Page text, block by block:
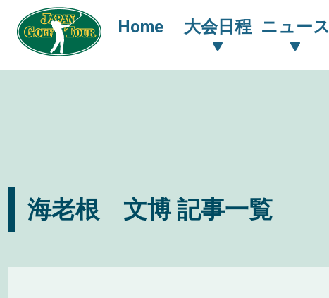
Home 大会日程 ニュース
海老根 文博 記事一覧